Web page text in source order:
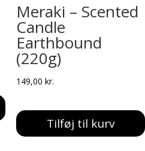
Meraki – Scented
Candle
Earthbound
(220g)
149,00 kr.
Tilføj til kurv